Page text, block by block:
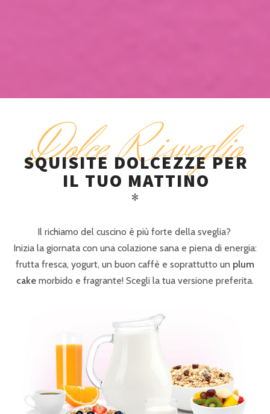
Dolce Risveglio
SQUISITE DOLCEZZE PER
IL TUO MATTINO
✻
Il richiamo del cuscino è più forte della sveglia?
Inizia la giornata con una colazione sana e piena di energia:
frutta fresca, yogurt, un buon caffè e soprattutto un plum
cake morbido e fragrante! Scegli la tua versione preferita.